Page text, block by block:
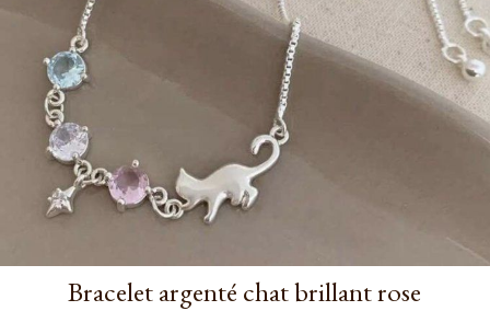
Bracelet argenté chat brillant rose